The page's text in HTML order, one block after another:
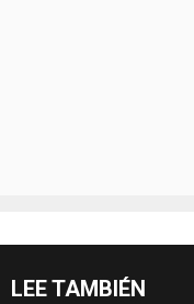
LEE TAMBIÉN